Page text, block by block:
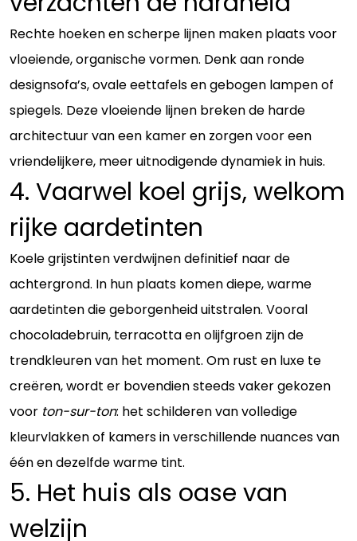
Rechte hoeken en scherpe lijnen maken plaats voor
vloeiende, organische vormen. Denk aan ronde
designsofa’s, ovale eettafels en gebogen lampen of
spiegels. Deze vloeiende lijnen breken de harde
architectuur van een kamer en zorgen voor een
vriendelijkere, meer uitnodigende dynamiek in huis.
4. Vaarwel koel grijs, welkom
rijke aardetinten
Koele grijstinten verdwijnen definitief naar de
achtergrond. In hun plaats komen diepe, warme
aardetinten die geborgenheid uitstralen. Vooral
chocoladebruin, terracotta en olijfgroen zijn de
trendkleuren van het moment. Om rust en luxe te
creëren, wordt er bovendien steeds vaker gekozen
voor ton-sur-ton: het schilderen van volledige
kleurvlakken of kamers in verschillende nuances van
één en dezelfde warme tint.
5. Het huis als oase van
welzijn